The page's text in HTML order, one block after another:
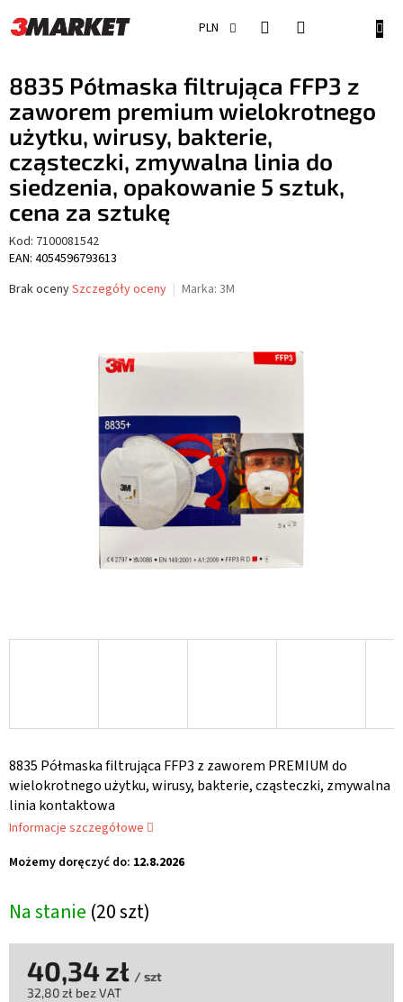
do
treści
PLN
8835 Półmaska filtrująca FFP3 z
zaworem premium wielokrotnego
użytku, wirusy, bakterie,
cząsteczki, zmywalna linia do
siedzenia, opakowanie 5 sztuk,
cena za sztukę
Kod: 7100081542
EAN: 4054596793613
Średnia
Brak ocenySzczegóły oceny Marka: 3M
Na stanie (20 szt)
Możemy doręczyć do: 12.8.2026
8835 Półmaska filtrująca FFP3 z zaworem PREMIUM do
wielokrotnego użytku, wirusy, bakterie, cząsteczki, zmywalna
linia kontaktowa
Informacje szczegółowe
40,34 zł / szt
32,80 zł bez VAT